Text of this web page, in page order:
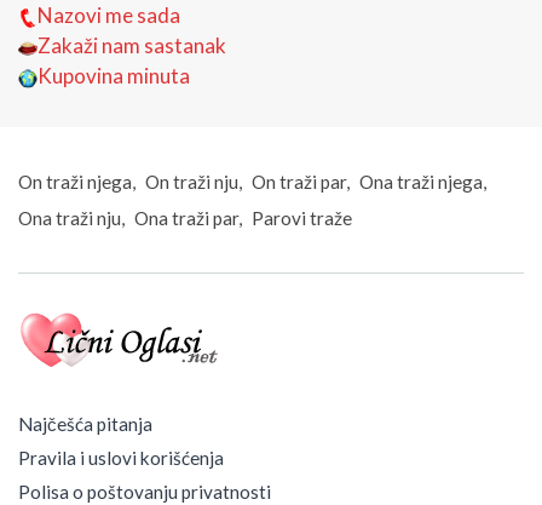
Nazovi me sada
Zakaži nam sastanak
Kupovina minuta
On traži njega On traži nju On traži par
Ona traži njega
Ona traži nju
Ona traži par Parovi traže
Najčešća pitanja
Pravila i uslovi korišćenja
Polisa o poštovanju privatnosti